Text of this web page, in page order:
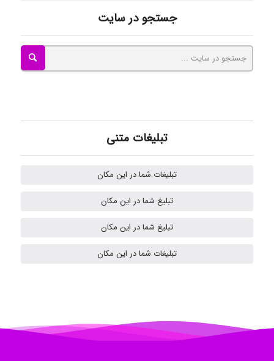
Tavan
جستجو در سایت
تبلیغات متنی
تبلیغات شما در این مکان
تبلیغ شما در این مکان
تبلیغ شما در این مکان
تبلیغات شما در این مکان